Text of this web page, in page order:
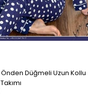
Düğmeli Uzun Kollu